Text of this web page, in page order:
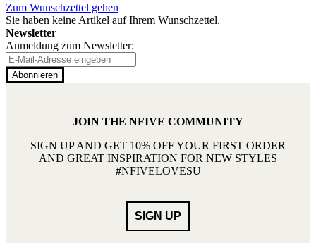
Zum Wunschzettel gehen
Sie haben keine Artikel auf Ihrem Wunschzettel.
Newsletter
Anmeldung zum Newsletter:
Abonnieren
JOIN THE NFIVE COMMUNITY
SIGN UP AND GET 10% OFF YOUR FIRST ORDER
AND GREAT INSPIRATION FOR NEW STYLES
#NFIVELOVESU